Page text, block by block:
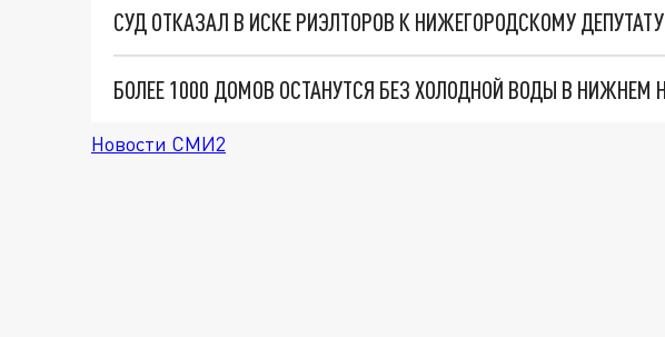
СУД ОТКАЗАЛ В ИСКЕ РИЭЛТОРОВ К НИЖЕГОРОДСКОМУ ДЕПУТАТУ
Новости СМИ2